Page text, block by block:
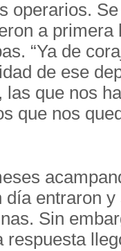
operarios.
a primera
“Ya de
de ese
que nos
que nos
día entraron
Sin
respuesta